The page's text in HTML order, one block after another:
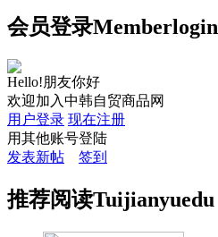
会员登录Memberlogin
Hello!朋友你好
欢迎加入中韩自贸商品网
用户登录 现在注册
用其他账号登陆
发表新帖
签到
推荐阅读Tuijianyuedu